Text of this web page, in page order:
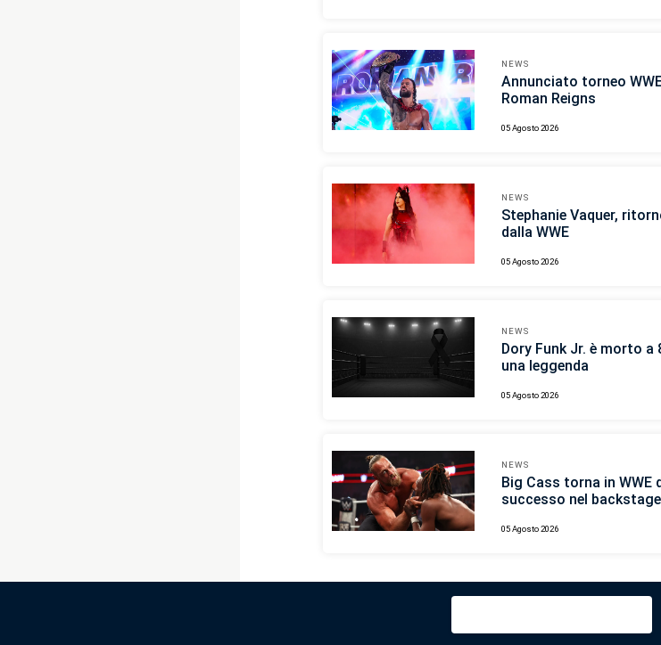
NEWS
Annunciato torneo
Roman Reigns
05 Agosto 2026
NEWS
Stephanie Vaquer,
dalla WWE
05 Agosto 2026
NEWS
Dory Funk Jr. è morto
una leggenda
05 Agosto 2026
NEWS
Big Cass torna in
successo nel backstage
05 Agosto 2026